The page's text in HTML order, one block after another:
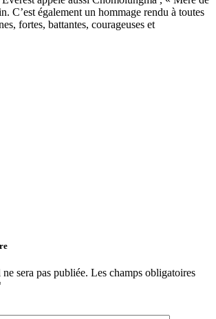
C’est également un hommage rendu à toutes
fortes, battantes, courageuses et
sera pas publiée. Les champs obligatoires